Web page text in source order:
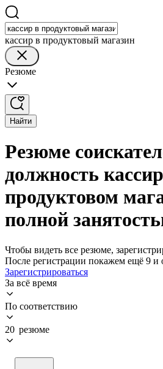
кассир в продуктовый магазин
Резюме
Найти
Резюме
должность
продуктовом
полной
Чтобы видеть все резюме,
После регистрации покажем ещё 9 и
Зарегистрироваться
За всё время
По соответствию
20 резюме